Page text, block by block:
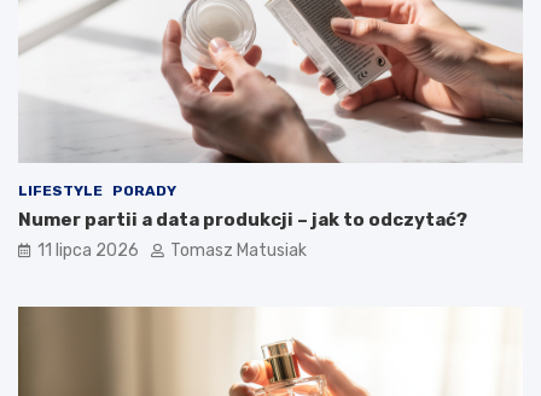
LIFESTYLE PORADY
Numer partii a data produkcji – jak to odczytać?
11 lipca 2026 Tomasz Matusiak